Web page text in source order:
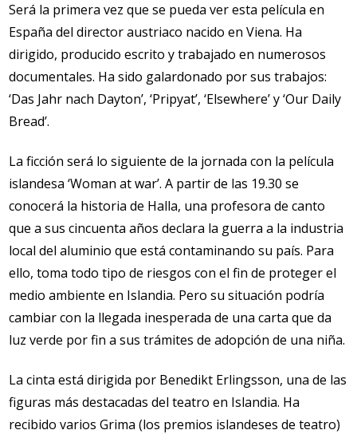
Será la primera vez que se pueda ver esta película en
España del director austriaco nacido en Viena. Ha
dirigido, producido escrito y trabajado en numerosos
documentales. Ha sido galardonado por sus trabajos:
‘Das Jahr nach Dayton’, ‘Pripyat’, ‘Elsewhere’ y ‘Our Daily
Bread’.
La ficción será lo siguiente de la jornada con la película
islandesa ‘Woman at war’. A partir de las 19.30 se
conocerá la historia de Halla, una profesora de canto
que a sus cincuenta años declara la guerra a la industria
local del aluminio que está contaminando su país. Para
ello, toma todo tipo de riesgos con el fin de proteger el
medio ambiente en Islandia. Pero su situación podría
cambiar con la llegada inesperada de una carta que da
luz verde por fin a sus trámites de adopción de una niña.
La cinta está dirigida por Benedikt Erlingsson, una de las
figuras más destacadas del teatro en Islandia. Ha
recibido varios Grima (los premios islandeses de teatro)